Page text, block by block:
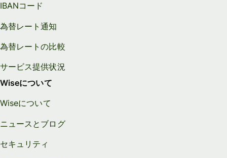
IBANコード
為替レート通知
為替レートの比較
サービス提供状況
Wiseについて
Wiseについて
ニュースとブログ
セキュリティ